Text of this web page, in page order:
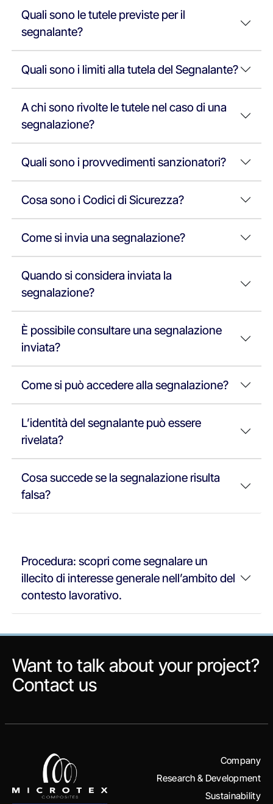
Quali sono le tutele previste per il
segnalante?
Quali sono i limiti alla tutela del Segnalante?
A chi sono rivolte le tutele nel caso di una
segnalazione?
Quali sono i provvedimenti sanzionatori?
Cosa sono i Codici di Sicurezza?
Come si invia una segnalazione?
Quando si considera inviata la
segnalazione?
È possibile consultare una segnalazione
inviata?
Come si può accedere alla segnalazione?
L’identità del segnalante può essere
rivelata?
Cosa succede se la segnalazione risulta
falsa?
Procedura: scopri come segnalare un
illecito di interesse generale nell’ambito del
contesto lavorativo.
Want to talk about your project?
Contact us
Company
Research & Development
Sustainability